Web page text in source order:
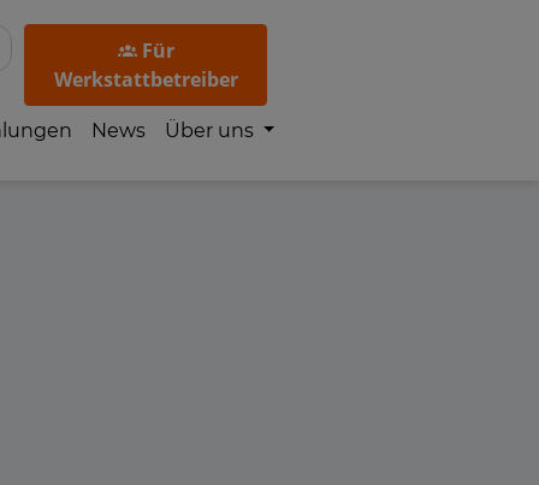
Für
Werkstattbetreiber
News Über uns